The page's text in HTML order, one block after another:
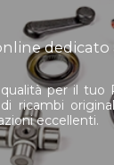
dedicato
per il tuo
ricambi
eccellenti.